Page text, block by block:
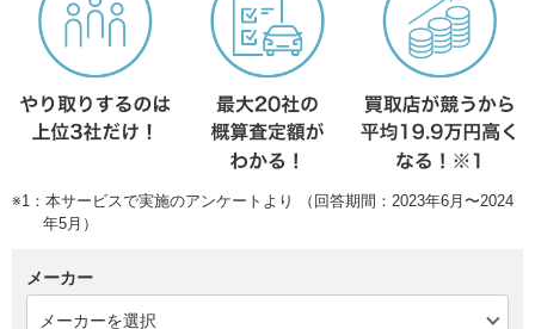
※1：本サービスで実施のアンケートより （回答期間：2023年6月〜2024
年5月）
メーカー